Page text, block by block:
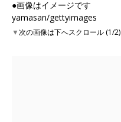
●画像はイメージです
yamasan/gettyimages
▼次の画像は下へスクロール (1/2)